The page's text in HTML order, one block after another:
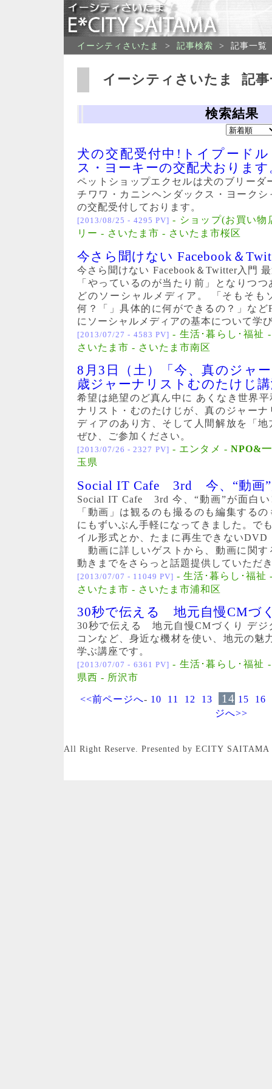
イーシティさいたま > 記事検索 > 記事一覧
イーシティさいたま 記事
検索結果
犬の交配受付中!トイプード
ス・ヨーキーの交配犬おります
ペットショップエクセルは犬のブリーダ
チワワ・カニンヘンダックス・ヨーク
の交配受付しております。
[2013/08/25 - 4295 PV] - ショップ(お買い
リー - さいたま市 - さいたま市桜区
今さら聞けない Facebook＆
今さら聞けない Facebook＆Twitter入門
「やっているのが当たり前」となりつ
どのソーシャルメディア。 「そもそも
何？「」具体的に何ができるの？」など
にソーシャルメディアの基本について学
[2013/07/27 - 4583 PV] - 生活･暮らし･福祉
さいたま市 - さいたま市南区
8月3日（土）「今、真のジャ
歳ジャーナリストむのたけじ
希望は絶望のど真ん中に あくなき世界
ナリスト・むのたけじが、真のジャー
ディアのあり方、そして人間解放を「
ぜひ、ご参加ください。
[2013/07/26 - 2327 PV] - エンタメ -NPO&
玉県
Social IT Cafe 3rd 今、“動画
Social IT Cafe 3rd 今、“動画”が面白
「動画」は観るのも撮るのも編集する
にもずいぶん手軽になってきました。で
イル形式とか、たまに再生できないDVD
動画に詳しいゲストから、動画に関す
動きまでをさらっと話題提供していただ
[2013/07/07 - 11049 PV] - 生活･暮らし･福祉
さいたま市 - さいたま市浦和区
30秒で伝える 地元自慢CMづ
30秒で伝える 地元自慢CMづくり デジ
コンなど、身近な機材を使い、地元の魅
学ぶ講座です。
[2013/07/07 - 6361 PV] - 生活･暮らし･福祉
県西 - 所沢市
<<前ページへ- 10 11 12 13 14 15 16
ジへ>>
All Right Reserve. Presented by ECITY SAITAMA